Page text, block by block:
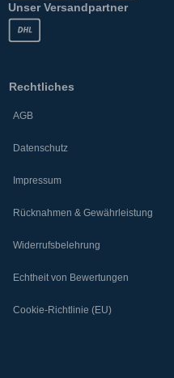
Unser Versandpartner
Rechtliches
AGB
Datenschutz
Impressum
Rücknahmen & Gewährleistung
Widerrufsbelehrung
Echtheit von Bewertungen
Cookie-Richtlinie (EU)